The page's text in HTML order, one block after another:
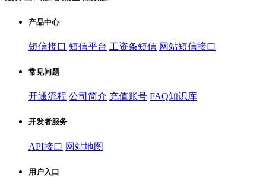
产品中心
短信接口 短信平台 工资条短信 网站短信接口
常见问题
开通流程 公司简介 充值账号 FAQ知识库
开发者服务
API接口 网站地图
用户入口